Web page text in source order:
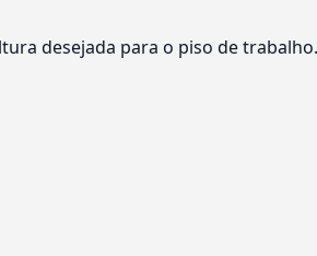
desejada para o piso de trabalho.